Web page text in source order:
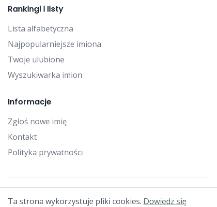
Rankingi i listy
Lista alfabetyczna
Najpopularniejsze imiona
Twoje ulubione
Wyszukiwarka imion
Informacje
Zgłoś nowe imię
Kontakt
Polityka prywatności
© 2025 Falcon Bytes. Wszelkie prawa zastrzeżone.
Ta strona wykorzystuje pliki cookies. Dowiedz się